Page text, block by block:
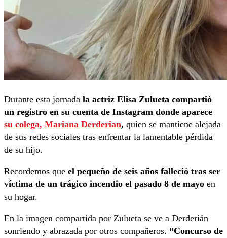
Durante esta jornada la actriz Elisa Zulueta compartió
un registro en su cuenta de Instagram donde aparece
su colega, Mariana Derderian, quien se mantiene alejada
de sus redes sociales tras enfrentar la lamentable pérdida
de su hijo.
Recordemos que el pequeño de seis años falleció tras ser
víctima de un trágico incendio el pasado 8 de mayo en
su hogar.
En la imagen compartida por Zulueta se ve a Derderián
sonriendo y abrazada por otros compañeros. “Concurso de